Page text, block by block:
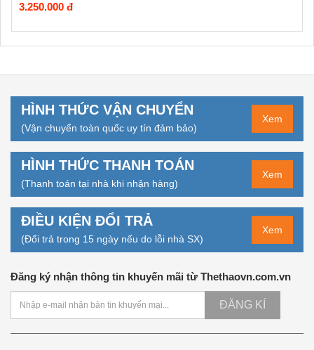
3.250.000 đ
HÌNH THỨC VẬN CHUYỂN
(Vận chuyển toàn quốc uy tín đảm bảo)
Xem
HÌNH THỨC THANH TOÁN
(Thanh toán tại nhà khi nhận hàng)
Xem
ĐIỀU KIỆN ĐỔI TRẢ
(Đổi trả trong 15 ngày nếu do lỗi nhà SX)
Xem
Đăng ký nhận thông tin khuyến mãi từ Thethaovn.com.vn
ĐĂNG KÍ